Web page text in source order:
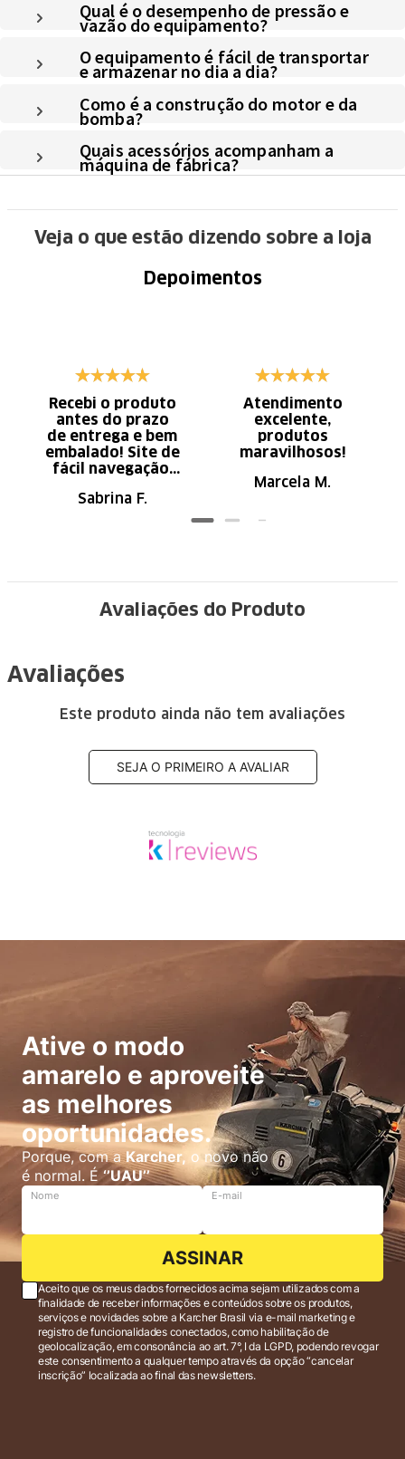
Qual é o desempenho de pressão e
vazão do equipamento?
O equipamento é fácil de transportar
e armazenar no dia a dia?
Como é a construção do motor e da
bomba?
Quais acessórios acompanham a
máquina de fábrica?
Veja o que estão dizendo sobre a loja
Depoimentos
Recebi o produto
antes do prazo
de entrega e bem
embalado! Site de
fácil navegação.
Sabrina F.
Atendimento
excelente,
produtos
maravilhosos!
Marcela M.
Avaliações do Produto
Avaliações
Este produto ainda não tem avaliações
SEJA O PRIMEIRO A AVALIAR
Ative o modo
amarelo e aproveite
as melhores
oportunidades.
Porque, com aKarcher, o novo não
é normal. É‘’UAU’’
Nome E-mail
ASSINAR
Aceito que os meus dados fornecidos acima sejam utilizados com a
finalidade de receber informações e conteúdos sobre os produtos,
serviços e novidades sobre a Karcher Brasil via e-mail marketing e
registro de funcionalidades conectados, como habilitação de
geolocalização, em consonância ao art. 7°, I da LGPD, podendo revogar
este consentimento a qualquer tempo através da opção “cancelar
inscrição” localizada ao final das newsletters.